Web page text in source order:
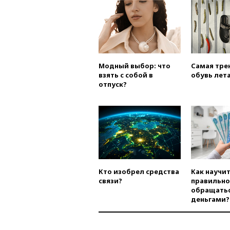
Модный выбор: что
взять с собой в
отпуск?
Самая
обувь
Кто изобрел средства
связи?
Как
правильно
деньгами?